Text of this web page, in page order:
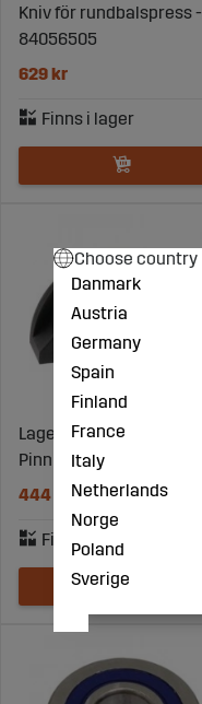
Kniv för rundbalspress -
84056505
629 kr
Lagerskål halva
Pinnhållare Pick up
444 kr
Choose country
Danmark
Austria
Germany
Spain
Finland
France
Italy
Netherlands
Norge
Poland
Sverige